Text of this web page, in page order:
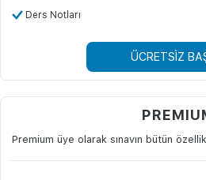
Ders Notları
ÜCRETSİZ
Premium üye olarak sınavın bütün